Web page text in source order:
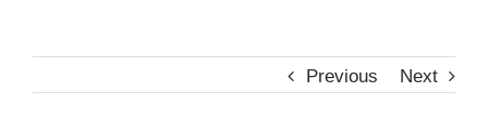
Previous Next